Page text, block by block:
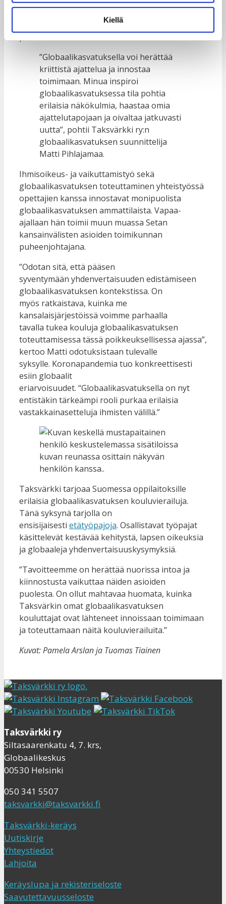
Kiellä
globaaleihin epäoikeudenmukaisuuksiin
”Globaalikasvatuksella voi herättää
kriittistä ajattelua ja innostaa
toimimaan. Minua inspiroi
globaalikasvatuksessa tila pohtia
erilaisia näkökulmia, haastaa omia
ajattelutapojaan ja oivaltaa jatkuvasti
uutta”, pohtii Taksvärkki ry:n
globaalikasvatuksen suunnittelija
Matti Pihlajamaa.
Ihmisoikeus- ja vaikuttamistyö sekä
globaalikasvatuksen toteuttaminen yhteistyössä
opettajien kanssa innostavat monipuolista
globaalikasvatuksen ammattilaista. Vapaa-
ajallaan hän toimii muun muassa Setan
kansainvälisten asioiden toimikunnan
puheenjohtajana.
”Odotan sitä, että pääsen
syventymään yhdenvertaisuuden edistämiseen
globaalikasvatuksen kontekstissa. On
myös ratkaistava, kuinka me
kansalaisjärjestöissä voimme parhaalla
tavalla tukea kouluja globaalikasvatuksen
toteuttamisessa tässä poikkeuksellisessa ajassa”,
kertoo Matti odotuksistaan tulevalle
syksylle. Koronapandemia tuo konkreettisesti
esiin globaalit
eriarvoisuudet. “Globaalikasvatuksella on nyt
entistäkin tärkeämpi rooli purkaa erilaisia
vastakkainasetteluja ihmisten välillä.”
Taksvärkki tarjoaa Suomessa oppilaitoksille
erilaisia globaalikasvatuksen kouluvierailuja.
Tänä syksynä tarjolla on
ensisijaisesti etätyöpajoja. Osallistavat työpajat
käsittelevät kestävää kehitystä, lapsen oikeuksia
ja globaaleja yhdenvertaisuuskysymyksiä.
”Tavoitteemme on herättää nuorissa intoa ja
kiinnostusta vaikuttaa näiden asioiden
puolesta. On ollut mahtavaa huomata, kuinka
Taksvärkin omat globaalikasvatuksen
kouluttajat ovat lähteneet innoissaan toimimaan
ja toteuttamaan näitä kouluvierailuita.”
Kuvat: Pamela Arslan ja Tuomas Tiainen
Taksvärkki ry
Siltasaarenkatu 4, 7. krs,
Globaalikeskus
00530 Helsinki
050 341 5507
taksvarkki@taksvarkki.fi
Taksvärkki-keräys
Uutiskirje
Yhteystiedot
Lahjoita
Keräyslupa ja rekisteriseloste
Saavutettavuusseloste